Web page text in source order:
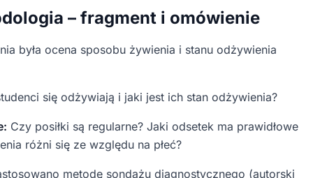
– fragment i omówienie
była ocena sposobu żywienia i stanu odżywienia
się odżywiają i jaki jest ich stan odżywienia?
Czy posiłki są regularne? Jaki odsetek ma prawidłowe
różni się ze względu na płeć?
metodę sondażu diagnostycznego (autorski